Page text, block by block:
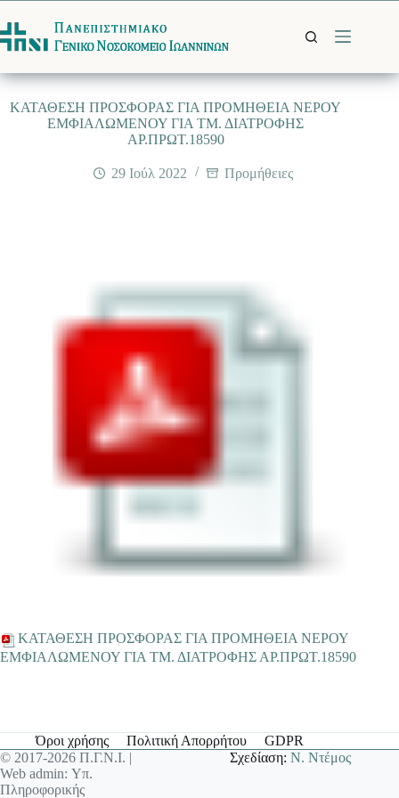
στο
περιεχόμενο
ΚΑΤΑΘΕΣΗ ΠΡΟΣΦΟΡΑΣ ΓΙΑ ΠΡΟΜΗΘΕΙΑ NΕΡΟΥ
ΕΜΦΙΑΛΩΜΕΝΟΥ ΓΙΑ ΤΜ. ΔΙΑΤΡΟΦΗΣ
ΑΡ.ΠΡΩΤ.18590
29 Ιούλ 2022 Προμήθειες
ΚΑΤΑΘΕΣΗ ΠΡΟΣΦΟΡΑΣ ΓΙΑ ΠΡΟΜΗΘΕΙΑ NΕΡΟΥ
ΕΜΦΙΑΛΩΜΕΝΟΥ ΓΙΑ ΤΜ. ΔΙΑΤΡΟΦΗΣ ΑΡ.ΠΡΩΤ.18590
Όροι χρήσης Πολιτική Απορρήτου
GDPR
© 2017-2026 Π.Γ.Ν.Ι. |
Web admin: Υπ.
Πληροφορικής
Σχεδίαση:Ν. Ντέμος